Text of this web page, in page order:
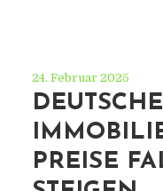
24. Februar 2025
PREISE